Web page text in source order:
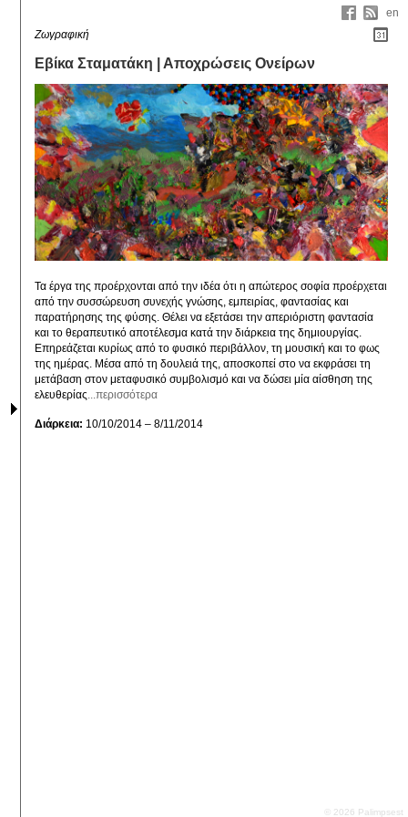
en
Ζωγραφική
Εβίκα Σταματάκη | Αποχρώσεις Ονείρων
Τα έργα της προέρχονται από την ιδέα ότι η απώτερος σοφία προέρχεται
από την συσσώρευση συνεχής γνώσης, εμπειρίας, φαντασίας και
παρατήρησης της φύσης. Θέλει να εξετάσει την απεριόριστη φαντασία
και το θεραπευτικό αποτέλεσμα κατά την διάρκεια της δημιουργίας.
Επηρεάζεται κυρίως από το φυσικό περιβάλλον, τη μουσική και το φως
της ημέρας. Μέσα από τη δουλειά της, αποσκοπεί στο να εκφράσει τη
μετάβαση στον μεταφυσικό συμβολισμό και να δώσει μία αίσθηση της
ελευθερίας...περισσότερα
Διάρκεια: 10/10/2014 – 8/11/2014
© 2026 Palimpsest